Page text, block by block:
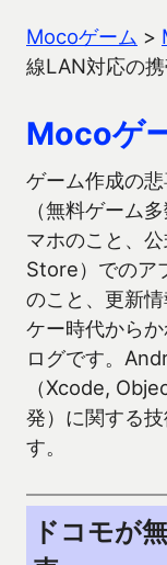
Mocoゲーム >
線LAN対応の
Mocoゲ
ゲーム作成の
（無料ゲーム
マホのこと、
Store）でのア
のこと、更新
ケー時代から
ログです。
（Xcode,
発）に関する
す。
ドコモが